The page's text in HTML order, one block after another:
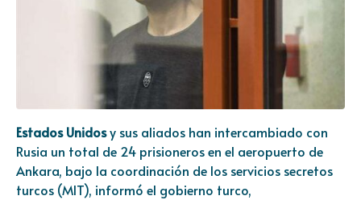
Estados Unidosy sus aliados han intercambiado con
Rusia un total de 24 prisioneros en el aeropuerto de
Ankara, bajo la coordinación de los servicios secretos
turcos (MIT), informó el gobierno turco,